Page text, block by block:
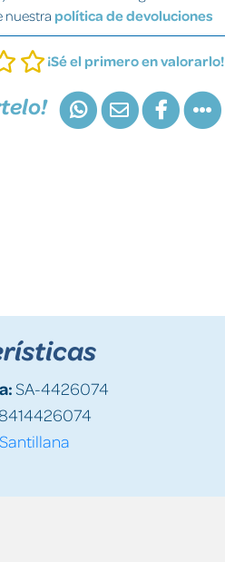
nuestra política de devoluciones
¡Sé el primero en valorarlo!
SA-4426074
Santillana